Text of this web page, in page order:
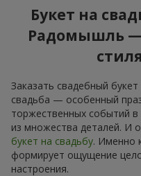
Букет на
Радомышль
Заказать свадебный
свадьба — особенный
торжественных событий
из множества деталей. И
букет на свадьбу. Именно
формирует ощущение
настроения.